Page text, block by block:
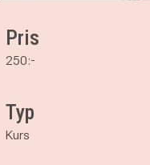
Pris
250:-
Typ
Kurs